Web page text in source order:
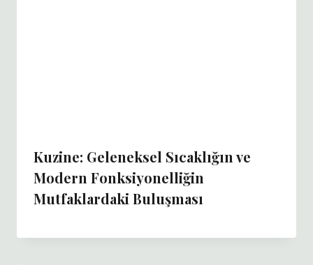
Kuzine: Geleneksel Sıcaklığın ve
Modern Fonksiyonelliğin
Mutfaklardaki Buluşması